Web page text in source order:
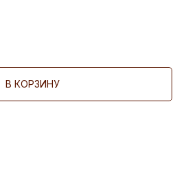
В КОРЗИНУ